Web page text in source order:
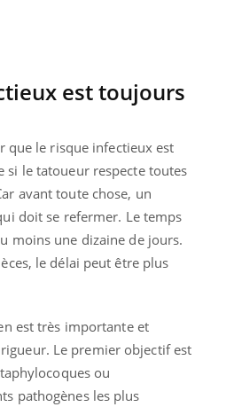
est toujours
que le risque infectieux est
si le tatoueur respecte toutes
avant toute chose, un
doit se refermer. Le temps
moins une dizaine de jours.
le délai peut être plus
est très importante et
Le premier objectif est
ou
pathogènes les plus